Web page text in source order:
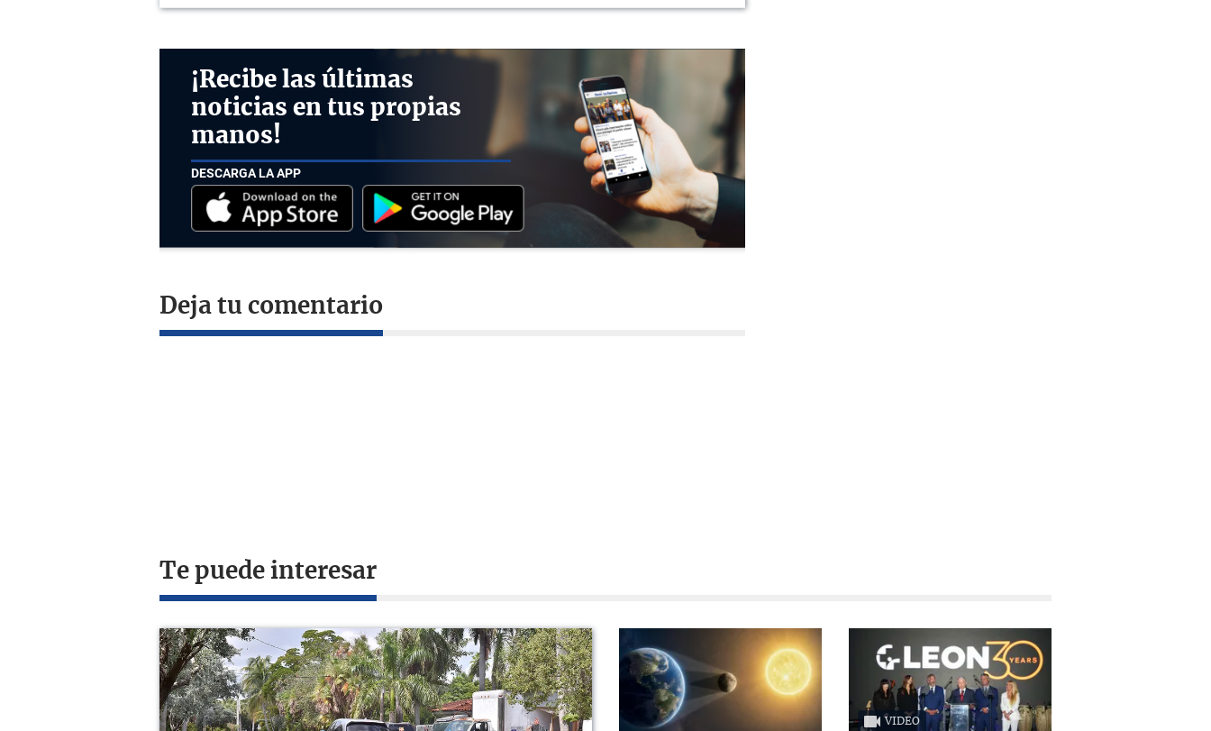
¡Recibe las últimas
noticias en tus propias
manos!
DESCARGA LA APP
Deja tu comentario
Te puede interesar
VIDEO